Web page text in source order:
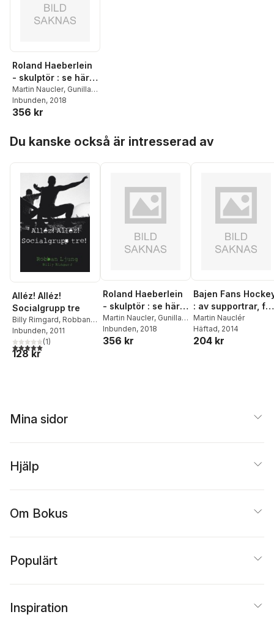
Roland Haeberlein
- skulptör : se här
hur vi kan förändra
tiden för en stund
Martin Naucler, Gunilla
Naucler
Inbunden, 2018
356 kr
Du kanske också är intresserad av
Alléz! Alléz!
Socialgrupp tre
Billy Rimgard, Robban
Ljung
Inbunden, 2011
5,0utav 5 stjärnor. Totalt antal röster:
(1)
128 kr
Roland Haeberlein
- skulptör : se här
hur vi kan förändra
tiden för en stund
Martin Naucler, Gunilla
Naucler
Inbunden, 2018
356 kr
Bajen Fans
: av supportrar, för
supportrar
Martin Nauclér
Häftad, 2014
204 kr
Mina sidor
Hjälp
Om Bokus
Populärt
Inspiration